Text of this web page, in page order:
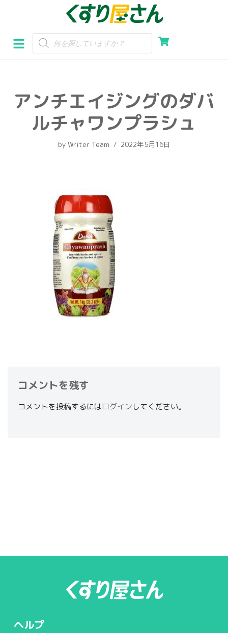
ン
テ
アンチエイジングのダバ
ルチャワンプラシュ
by Writer Team 2022年5月16日
コメントを残す
コメントを投稿するにはログインしてください。
ヘルプ